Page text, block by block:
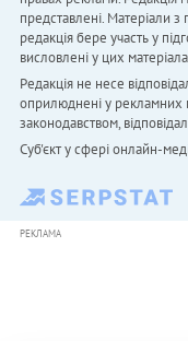
представлені.
редакція бере участь у
висловлені у цих
Редакція не несе
оприлюднені у рекламних
законодавством,
Cуб'єкт у сфері онлайн-
РЕКЛАМА